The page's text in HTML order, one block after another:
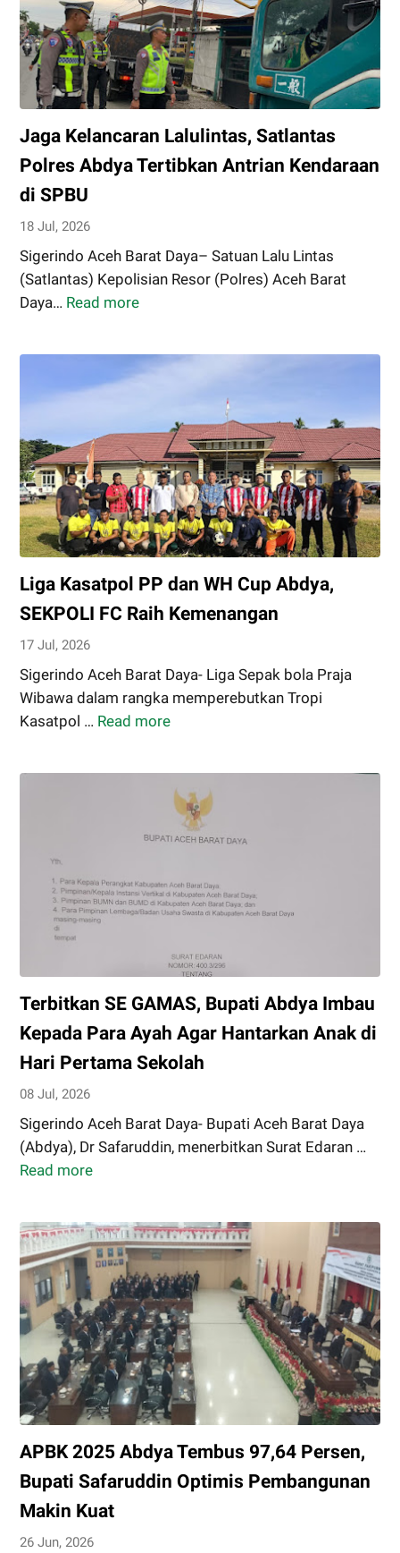
Terhadap
Seluruh
Personel
Jaga Kelancaran Lalulintas, Satlantas
Polres Abdya Tertibkan Antrian Kendaraan
di SPBU
18 Jul, 2026
Sigerindo Aceh Barat Daya– Satuan Lalu Lintas
(Satlantas) Kepolisian Resor (Polres) Aceh Barat
Daya… Read more
Lalulintas,
Satlantas
Abdya
Tertibkan
Antrian
Kendaraan
di
SPBU
Liga Kasatpol PP dan WH Cup Abdya,
SEKPOLI FC Raih Kemenangan
17 Jul, 2026
Sigerindo Aceh Barat Daya- Liga Sepak bola Praja
Wibawa dalam rangka memperebutkan Tropi
Kasatpol … Read more
PP
dan
WH
Cup
SEKPOLI
FC
Kemenangan
Terbitkan SE GAMAS, Bupati Abdya Imbau
Kepada Para Ayah Agar Hantarkan Anak di
Hari Pertama Sekolah
08 Jul, 2026
Sigerindo Aceh Barat Daya- Bupati Aceh Barat Daya
(Abdya), Dr Safaruddin, menerbitkan Surat Edaran …
Read more
GAMAS,
Bupati
Abdya
Imbau
Kepada
Para
Ayah
Agar
Hantarkan
Anak
di
Hari
Sekolah
APBK 2025 Abdya Tembus 97,64 Persen,
Bupati Safaruddin Optimis Pembangunan
Makin Kuat
26 Jun, 2026